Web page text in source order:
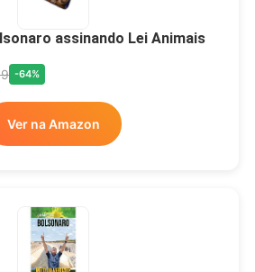
assinando Lei Animais
-64%
Ver na Amazon